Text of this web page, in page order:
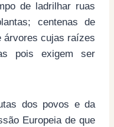
de ladrilhar ruas
centenas de
árvores cujas raízes
pois exigem ser
povos e da
Europeia de que